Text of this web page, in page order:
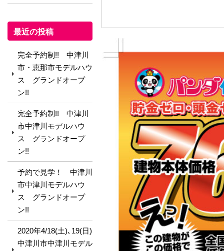
最近の投稿
完全予約制!! 中津川
市・恵那市モデルハウ
ス グランドオープ
ン!!
完全予約制!! 中津川
市中津川モデルハウ
ス グランドオープ
ン!!
予約で見学！ 中津川
市中津川モデルハウ
ス グランドオープ
ン!!
2020年4/18(土)､19(日)
中津川市中津川モデル